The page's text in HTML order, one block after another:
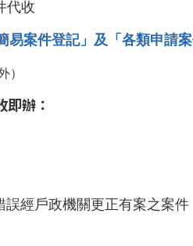
代收
易案件登記」及「各類申請
）
即辦：
誤經戶政機關更正有案之案件